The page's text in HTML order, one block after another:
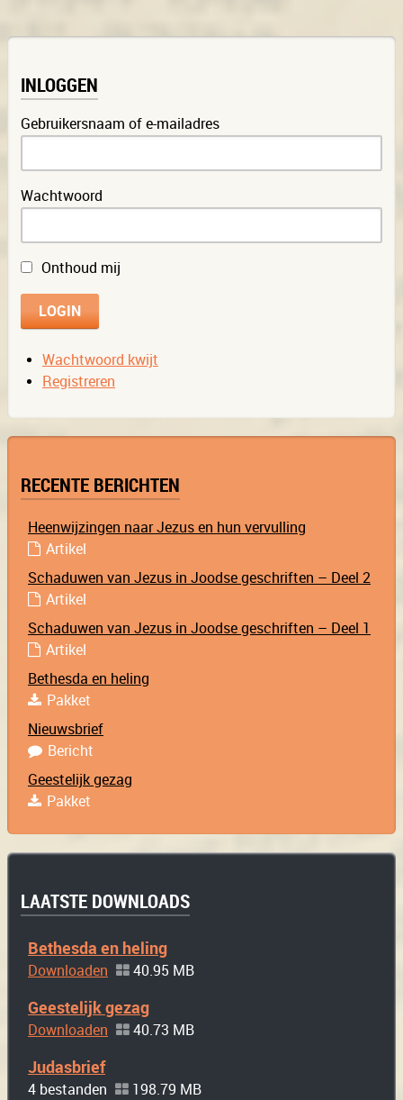
INLOGGEN
Gebruikersnaam of e-mailadres
Wachtwoord
Onthoud mij
Wachtwoord kwijt
Registreren
RECENTE BERICHTEN
Heenwijzingen naar Jezus en hun vervulling
Artikel
Schaduwen van Jezus in Joodse geschriften – Deel 2
Artikel
Schaduwen van Jezus in Joodse geschriften – Deel 1
Artikel
Bethesda en heling
Pakket
Nieuwsbrief
Bericht
Geestelijk gezag
Pakket
LAATSTE DOWNLOADS
Bethesda en heling
Downloaden 40.95 MB
Geestelijk gezag
Downloaden 40.73 MB
Judasbrief
4 bestanden 198.79 MB